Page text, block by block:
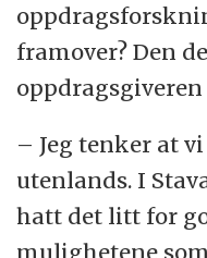
framover? Den
– Jeg tenker at
utenlands. I
hatt det litt for
mulighetene